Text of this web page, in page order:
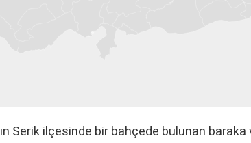
Serik ilçesinde bir bahçede bulunan baraka